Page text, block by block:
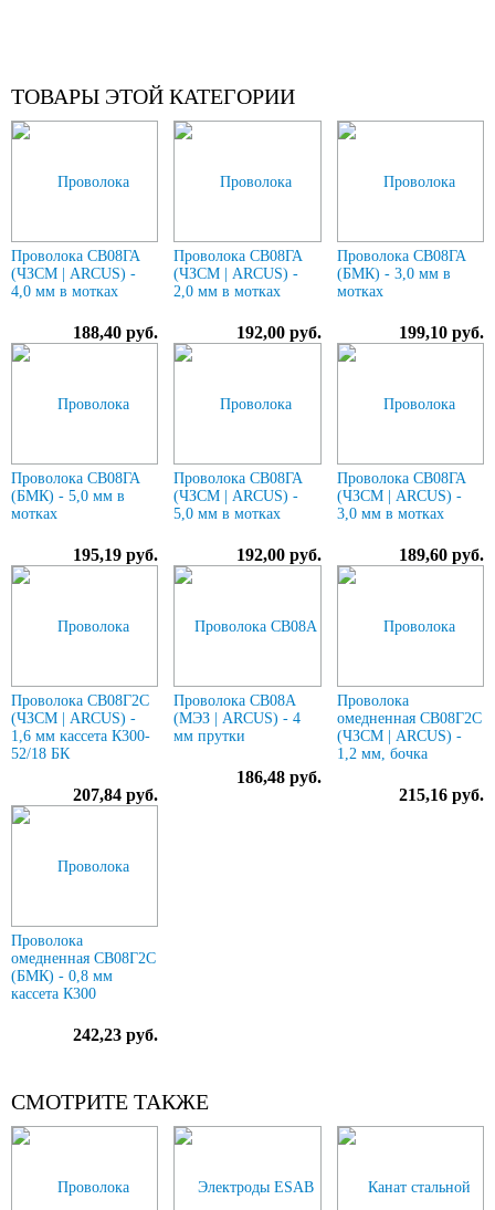
ТОВАРЫ ЭТОЙ КАТЕГОРИИ
Проволока СВ08ГА
(ЧЗСМ | ARCUS) -
4,0 мм в мотках
188,40 руб.
Проволока СВ08ГА
(ЧЗСМ | ARCUS) -
2,0 мм в мотках
192,00 руб.
Проволока СВ08ГА
(БМК) - 3,0 мм в
мотках
199,10 руб.
Проволока СВ08ГА
(БМК) - 5,0 мм в
мотках
195,19 руб.
Проволока СВ08ГА
(ЧЗСМ | ARCUS) -
5,0 мм в мотках
192,00 руб.
Проволока СВ08ГА
(ЧЗСМ | ARCUS) -
3,0 мм в мотках
189,60 руб.
Проволока СВ08Г2С
(ЧЗСМ | ARCUS) -
1,6 мм кассета К300-
52/18 БК
207,84 руб.
Проволока СВ08А
(МЭЗ | ARCUS) - 4
мм прутки
186,48 руб.
Проволока
омедненная СВ08Г2С
(ЧЗСМ | ARCUS) -
1,2 мм, бочка
215,16 руб.
Проволока
омедненная СВ08Г2С
(БМК) - 0,8 мм
кассета К300
242,23 руб.
СМОТРИТЕ ТАКЖЕ